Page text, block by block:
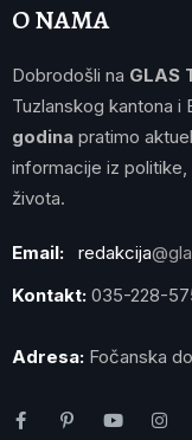
O NAMA
Dobrodošli na GLAS
Tuzlanskog kantona i
godina pratimo
informacije iz
života.
Email: redakcija
Kontakt: 035-228-
Adresa: Fočanska